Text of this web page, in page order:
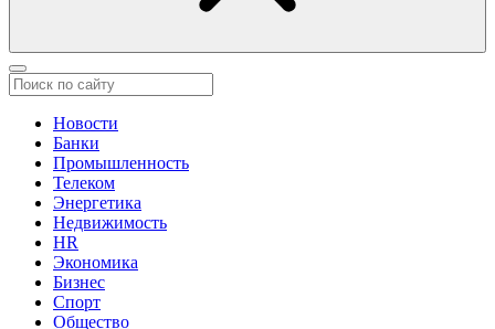
Новости
Банки
Промышленность
Телеком
Энергетика
Недвижимость
HR
Экономика
Бизнес
Спорт
Общество